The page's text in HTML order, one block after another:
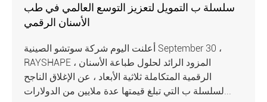
سلسلة ب التمويل لتعزيز التوسع العالمي في طب
الأسنان الرقمي
أعلنت اليوم شركة سوتشو الصينية September 30 ،
RAYSHAPE ، المزود الرائد لحلول طباعة الأسنان
الرقمية المتكاملة ثلاثية الأبعاد ، عن الإغلاق الناجح
لسلسلة ب التي تبلغ قيمتها عدة ملايين من الدولارات...